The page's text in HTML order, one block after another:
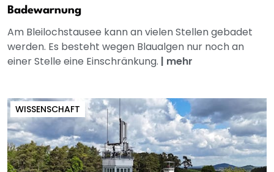
Badewarnung
Am Bleilochstausee kann an vielen Stellen gebadet
werden. Es besteht wegen Blaualgen nur noch an
einer Stelle eine Einschränkung. | mehr
WISSENSCHAFT